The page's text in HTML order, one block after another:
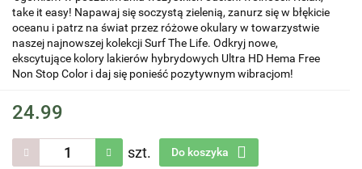
take it easy! Napawaj się soczystą zielenią, zanurz się w błękicie
oceanu i patrz na świat przez różowe okulary w towarzystwie
naszej najnowszej kolekcji Surf The Life. Odkryj nowe,
ekscytujące kolory lakierów hybrydowych Ultra HD Hema Free
Non Stop Color i daj się ponieść pozytywnym wibracjom!
24.99
szt. Do koszyka